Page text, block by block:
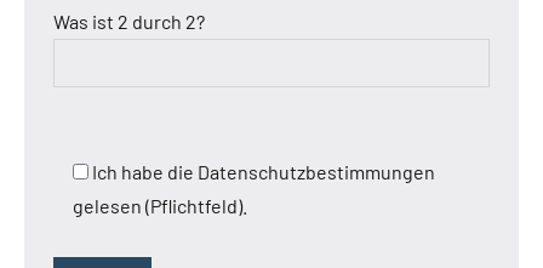
Was ist 2 durch 2?
Ich habe die Datenschutzbestimmungen
gelesen (Pflichtfeld).